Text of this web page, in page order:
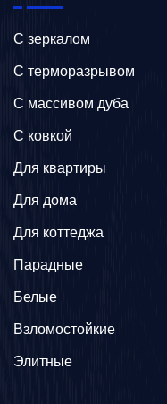
C зеркалом
C терморазрывом
C массивом дуба
C ковкой
Для квартиры
Для дома
Для коттеджа
Парадные
Белые
Взломостойкие
Элитные